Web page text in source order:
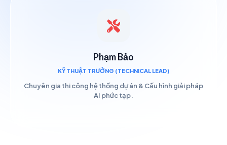
Phạm Bảo
KỸ THUẬT TRƯỞNG (TECHNICAL LEAD)
Chuyên gia thi công hệ thống dự án & Cấu hình giải pháp
AI phức tạp.